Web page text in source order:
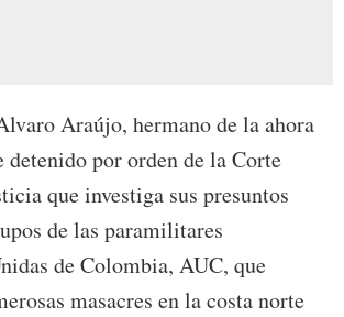
Araújo, hermano de la ahora
por orden de la Corte
que investiga sus presuntos
de las paramilitares
de Colombia, AUC, que
masacres en la costa norte